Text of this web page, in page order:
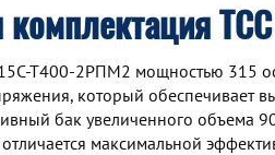
комплектация
Т400-2РПМ2 мощностью 315
который обеспечивает
бак увеличенного
максимальной